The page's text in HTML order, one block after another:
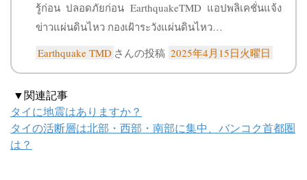
รู้ก่อน ปลอดภัยก่อน EarthquakeTMD แอปพลิเคชั่นแจ้ง
ข่าวแผ่นดินไหว กองเฝ้าระวังแผ่นดินไหว…
Earthquake TMD さんの投稿 2025年4月15日火曜日
▼関連記事
タイに地震はありますか？
タイの活断層は北部・西部・南部に集中、バンコク首都圏
は？